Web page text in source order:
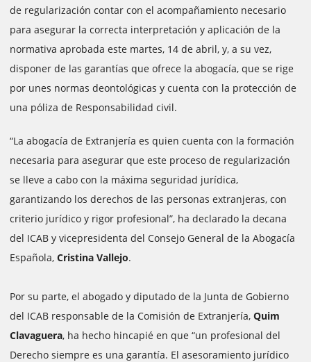
de regularización contar con el acompañamiento necesario
para asegurar la correcta interpretación y aplicación de la
normativa aprobada este martes, 14 de abril, y, a su vez,
disponer de las garantías que ofrece la abogacía, que se rige
por unes normas deontológicas y cuenta con la protección de
una póliza de Responsabilidad civil.
“La abogacía de Extranjería es quien cuenta con la formación
necesaria para asegurar que este proceso de regularización
se lleve a cabo con la máxima seguridad jurídica,
garantizando los derechos de las personas extranjeras, con
criterio jurídico y rigor profesional”, ha declarado la decana
del ICAB y vicepresidenta del Consejo General de la Abogacía
Española, Cristina Vallejo.
Por su parte, el abogado y diputado de la Junta de Gobierno
del ICAB responsable de la Comisión de Extranjería, Quim
Clavaguera, ha hecho hincapié en que “un profesional del
Derecho siempre es una garantía. El asesoramiento jurídico